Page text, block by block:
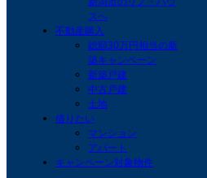
スへ
不動産購入
総額30万円相当の新
築キャンペーン
新築戸建
中古戸建
土地
借りたい
マンション
アパート
キャンペーン対象物件